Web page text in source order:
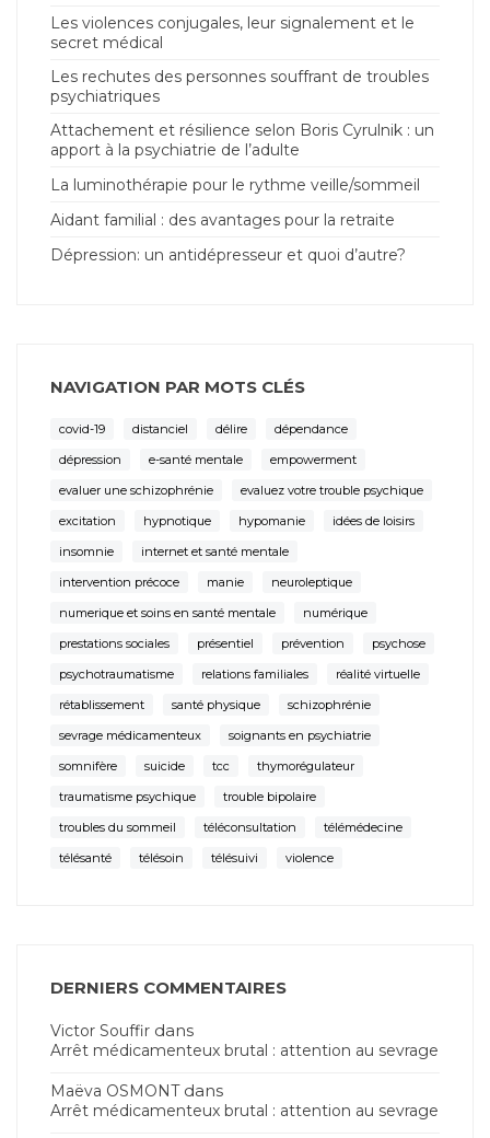
Les violences conjugales, leur signalement et le
secret médical
Les rechutes des personnes souffrant de troubles
psychiatriques
Attachement et résilience selon Boris Cyrulnik : un
apport à la psychiatrie de l’adulte
La luminothérapie pour le rythme veille/sommeil
Aidant familial : des avantages pour la retraite
Dépression: un antidépresseur et quoi d’autre?
NAVIGATION PAR MOTS CLÉS
covid-19 distanciel délire
dépendance
dépression
e-santé mentale
empowerment
evaluer une schizophrénie
evaluez votre trouble psychique
excitation
hypnotique hypomanie
idées de loisirs
insomnie
internet et santé mentale
intervention précoce
manie
neuroleptique
numerique et soins en santé mentale
numérique
prestations sociales
présentiel prévention
psychose
psychotraumatisme
relations familiales
réalité virtuelle
rétablissement
santé physique
schizophrénie
sevrage médicamenteux
soignants en psychiatrie
somnifère
suicide tcc
thymorégulateur
traumatisme psychique
trouble bipolaire
troubles du sommeil
téléconsultation
télémédecine
télésanté
télésoin télésuivi violence
DERNIERS COMMENTAIRES
Victor Souffir dans
Arrêt médicamenteux brutal : attention au sevrage
Maëva OSMONTdans
Arrêt médicamenteux brutal : attention au sevrage